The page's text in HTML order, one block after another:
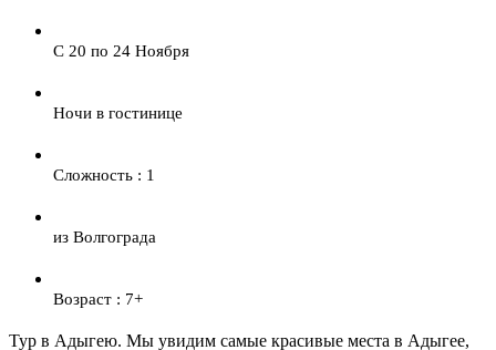
С 20 по 24 Ноября
Ночи в гостинице
Сложность : 1
из Волгограда
Возраст : 7+
Тур в Адыгею. Мы увидим самые красивые места в Адыгее,